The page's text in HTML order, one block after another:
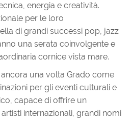
energia e creatività.
per le loro
di grandi successi pop, jazz
una serata coinvolgente e
cornice vista mare.
ancora una volta Grado come
per gli eventi culturali e
capace di offrire un
internazionali, grandi nomi